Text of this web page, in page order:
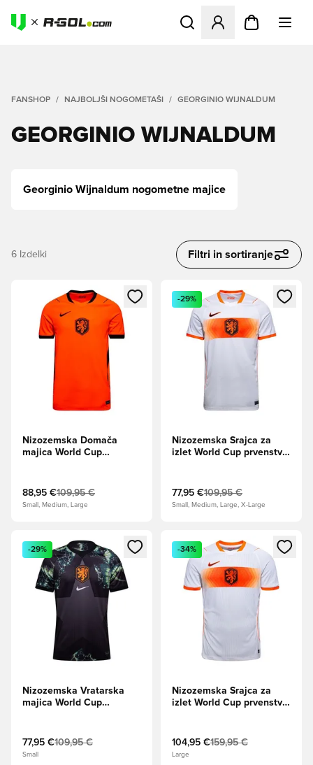
Odpre Modal za prijavo ali
FANSHOP NAJBOLJŠI NOGOMETAŠI GEORGINIO WIJNALDUM
GEORGINIO WIJNALDUM
Georginio Wijnaldum nogometne majice
6 Izdelki Filtri in sortiranje
Odpre Modal za prijavo ali vpis kot član
Nizozemska Domača
majica World Cup
88,95 €109,95 €
Small, Medium, Large
Odpre Modal za prijavo ali
-29%
Nizozemska Srajca za
izlet World Cup prvenstvo
77,95 €109,95 €
Small, Medium, Large, X-Large
Odpre Modal za prijavo ali vpis kot član
-29%
Nizozemska Vratarska
majica World Cup
77,95 €109,95 €
Small
Odpre Modal za prijavo ali
-34%
Nizozemska Srajca za
izlet World Cup prvenstvo
104,95 €159,95 €
Large